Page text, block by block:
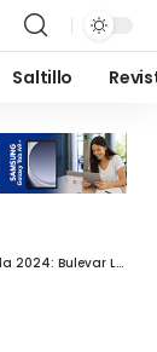
Saltillo
de 120 millones de pesos